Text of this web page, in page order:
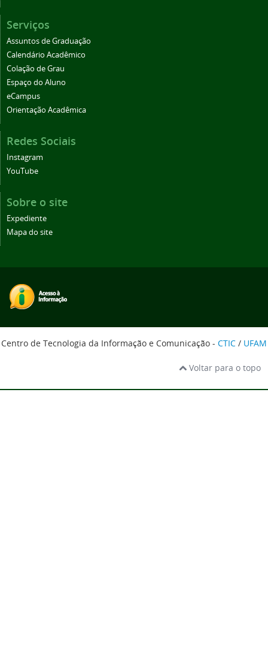
Serviços
Assuntos de Graduação
Calendário Acadêmico
Colação de Grau
Espaço do Aluno
eCampus
Orientação Acadêmica
Redes Sociais
Instagram
YouTube
Sobre o site
Expediente
Mapa do site
Centro de Tecnologia da Informação e Comunicação - CTIC / UFAM
Voltar para o topo